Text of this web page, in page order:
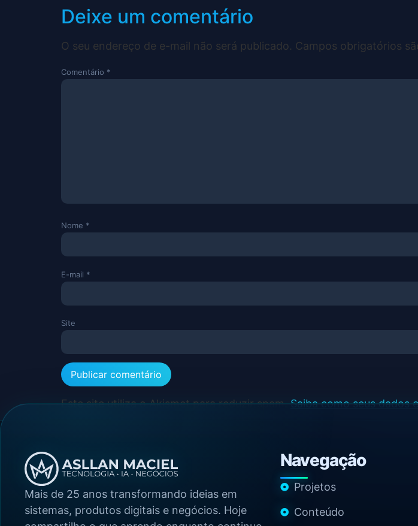
Deixe um comentário
O seu endereço de e-mail não será publicado. Campos obrigatórios
Comentário *
Nome *
E-mail *
Site
Este site utiliza o Akismet para reduzir spam. Saiba como seus dados
Mais de 25 anos transformando ideias em
sistemas, produtos digitais e negócios. Hoje
Navegação
Projetos
Conteúdo